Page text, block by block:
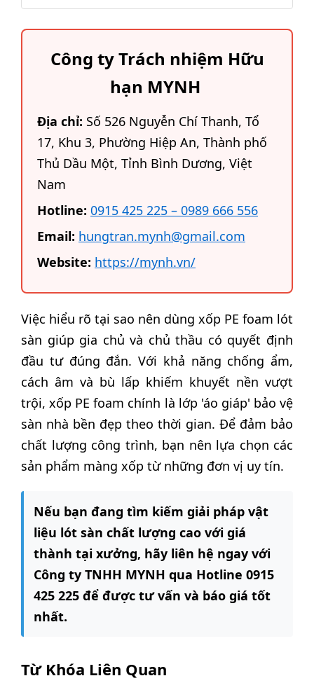
Công ty Trách nhiệm Hữu
hạn MYNH
Địa chỉ: Số 526 Nguyễn Chí Thanh, Tổ
17, Khu 3, Phường Hiệp An, Thành phố
Thủ Dầu Một, Tỉnh Bình Dương, Việt
Nam
Hotline: 0915 425 225 – 0989 666 556
Email: hungtran.mynh@gmail.com
Website: https://mynh.vn/
Việc hiểu rõ tại sao nên dùng xốp PE foam lót
sàn giúp gia chủ và chủ thầu có quyết định
đầu tư đúng đắn. Với khả năng chống ẩm,
cách âm và bù lấp khiếm khuyết nền vượt
trội, xốp PE foam chính là lớp 'áo giáp' bảo vệ
sàn nhà bền đẹp theo thời gian. Để đảm bảo
chất lượng công trình, bạn nên lựa chọn các
sản phẩm màng xốp từ những đơn vị uy tín.
Nếu bạn đang tìm kiếm giải pháp vật
liệu lót sàn chất lượng cao với giá
thành tại xưởng, hãy liên hệ ngay với
Công ty TNHH MYNH qua Hotline 0915
425 225 để được tư vấn và báo giá tốt
nhất.
Từ Khóa Liên Quan